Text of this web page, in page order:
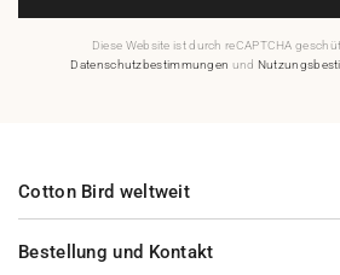
Diese Website ist durch reCAPTCHA
Datenschutzbestimmungen und
Bestellung und Kontakt
Cotton Bird weltweit